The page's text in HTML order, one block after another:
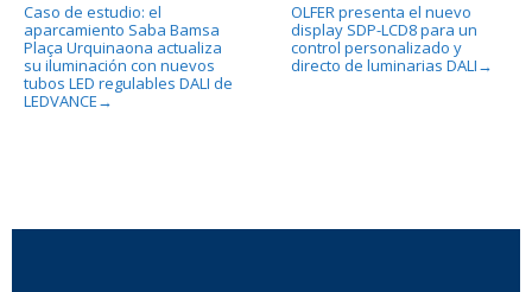
Caso de estudio: el
aparcamiento Saba Bamsa
Plaça Urquinaona actualiza
su iluminación con nuevos
tubos LED regulables DALI de
LEDVANCE →
OLFER presenta el nuevo
display SDP-LCD8 para un
control personalizado y
directo de luminarias DALI →